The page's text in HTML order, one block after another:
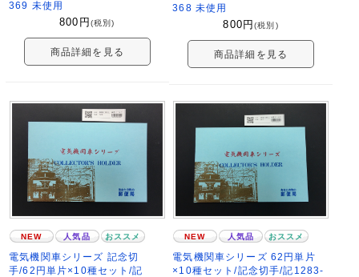
369 未使用
800 円 (税別)
商品詳細を見る
368 未使用
800 円(税別)
商品詳細を見る
NEW 人気品 おススメ
電気機関車シリーズ 記念切
手/62円単片×10種セット/記
NEW 人気品 おススメ
電気機関車シリーズ 62円単片
×10種セット/記念切手/記1283-